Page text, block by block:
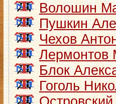
Волошин
Пушкин
Чехов
Лермонтов
Блок
Гоголь